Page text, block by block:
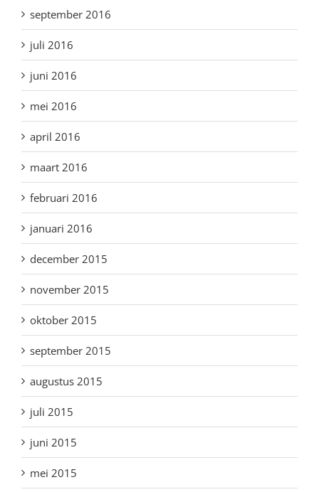
september 2016
juli 2016
juni 2016
mei 2016
april 2016
maart 2016
februari 2016
januari 2016
december 2015
november 2015
oktober 2015
september 2015
augustus 2015
juli 2015
juni 2015
mei 2015